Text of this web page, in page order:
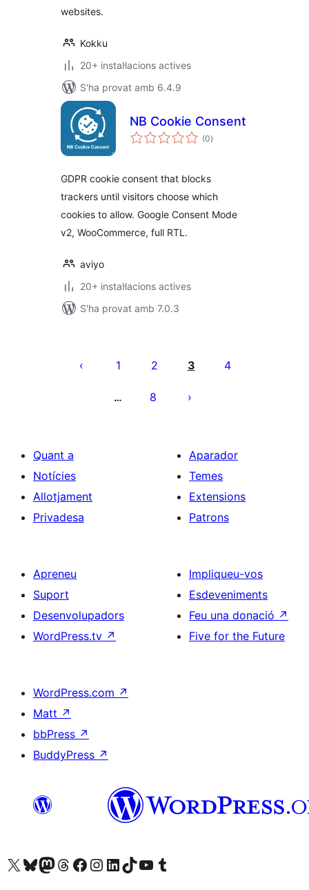
websites.
Kokku
20+ instal·lacions actives
S'ha provat amb 6.4.9
NB Cookie Consent
(0puntuacions
totals
)
GDPR cookie consent that blocks
trackers until visitors choose which
cookies to allow. Google Consent Mode
v2, WooCommerce, full RTL.
aviyo
20+ instal·lacions actives
S'ha provat amb 7.0.3
entrades
1 2 3 4
… 8
Quant a
Notícies
Allotjament
Privadesa
Aparador
Temes
Extensions
Patrons
Apreneu
Suport
Desenvolupadors
WordPress.tv ↗
Impliqueu-vos
Esdeveniments
Feu una donació ↗
Five for the Future
WordPress.com ↗
Matt ↗
bbPress ↗
BuddyPress ↗
Visiteu el nostre compte X (abans Twitter)
Visiteu el nostre compte de Bluesky
Visiteu el nostre compte al Mastodon
Visiteu el nostre compte de Threads
Visiteu la nostra pàgina al Facebook
Visiteu el nostre compte d'Instagram
Visiteu el nostre compte de LinkedIn
Visiteu el nostre compte de TikTok
Visiteu el nostre canal al YouTube
Visiteu el nostre compte de Tumblr